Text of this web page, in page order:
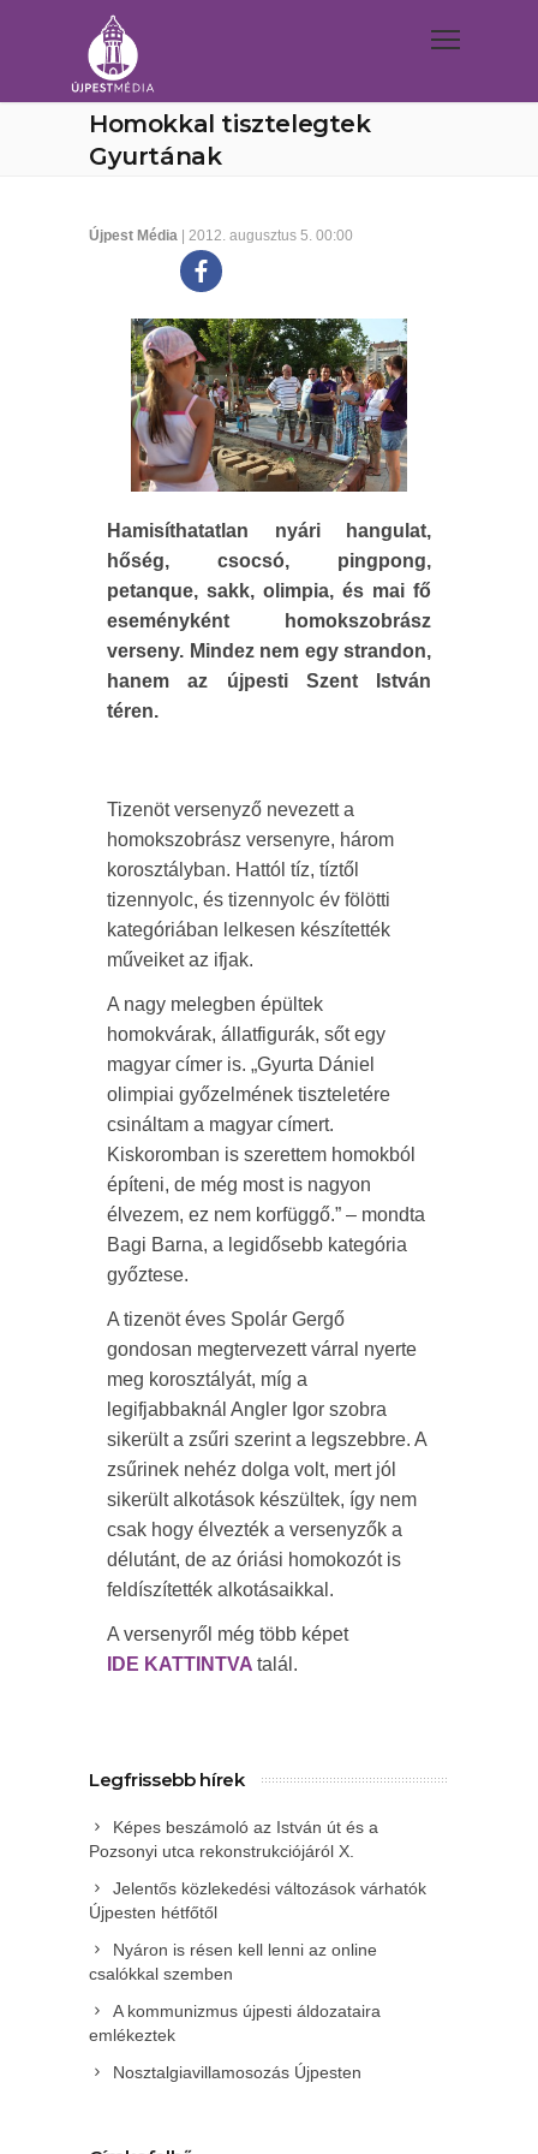
Homokkal tisztelegtek
Gyurtának
Újpest Média | 2012. augusztus 5. 00:00
Hamisíthatatlan nyári hangulat,
hőség, csocsó, pingpong,
petanque, sakk, olimpia, és mai fő
eseményként homokszobrász
verseny. Mindez nem egy strandon,
hanem az újpesti Szent István
téren.
Tizenöt versenyző nevezett a
homokszobrász versenyre, három
korosztályban. Hattól tíz, tíztől
tizennyolc, és tizennyolc év fölötti
kategóriában lelkesen készítették
műveiket az ifjak.
A nagy melegben épültek
homokvárak, állatfigurák, sőt egy
magyar címer is. „Gyurta Dániel
olimpiai győzelmének tiszteletére
csináltam a magyar címert.
Kiskoromban is szerettem homokból
építeni, de még most is nagyon
élvezem, ez nem korfüggő.” – mondta
Bagi Barna, a legidősebb kategória
győztese.
A tizenöt éves Spolár Gergő
gondosan megtervezett várral nyerte
meg korosztályát, míg a
legifjabbaknál Angler Igor szobra
sikerült a zsűri szerint a legszebbre. A
zsűrinek nehéz dolga volt, mert jól
sikerült alkotások készültek, így nem
csak hogy élvezték a versenyzők a
délutánt, de az óriási homokozót is
feldíszítették alkotásaikkal.
A versenyről még több képet
IDE KATTINTVA talál.
Legfrissebb hírek
Képes beszámoló az István út és a
Pozsonyi utca rekonstrukciójáról X.
Jelentős közlekedési változások várhatók
Újpesten hétfőtől
Nyáron is résen kell lenni az online
csalókkal szemben
A kommunizmus újpesti áldozataira
emlékeztek
Nosztalgiavillamosozás Újpesten